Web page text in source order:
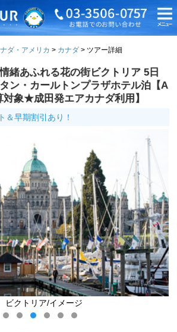
ダ・アメリカ カナダ ツアー詳細
緒あふれる花の街ビクトリア 5日
ン・カールトンプラザホテル泊【A
対象★成田発エアカナダ利用】
＆早期割引あり！